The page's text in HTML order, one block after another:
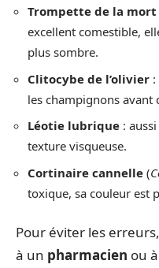
Trompette de la mort
excellent comestible,
plus sombre.
Clitocybe de l’olivier
les champignons avant
Léotie lubrique :
texture visqueuse.
Cortinaire cannelle (
toxique, sa couleur est
Pour éviter les
à un pharmacien ou